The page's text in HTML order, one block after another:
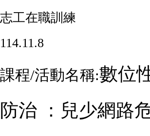
志工在職訓練
114.11.8
課程/活動名稱:數位
防治
：兒少網路